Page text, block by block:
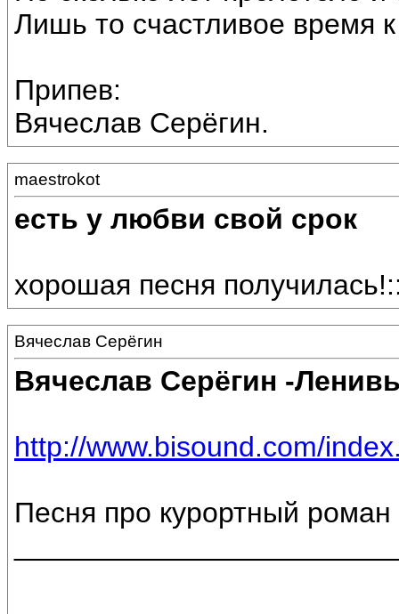
Лишь то счастливое время
Припев:
Вячеслав Серёгин.
maestrokot
есть у любви свой срок
хорошая песня
Вячеслав Серёгин
Вячеслав Серёгин -
http://www.bisound.com/
Песня про курортный роман